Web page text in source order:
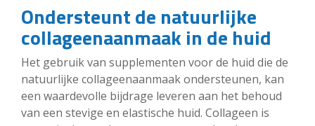
Ondersteunt de natuurlijke
collageenaanmaak in de huid
Het gebruik van supplementen voor de huid die de
natuurlijke collageenaanmaak ondersteunen, kan
een waardevolle bijdrage leveren aan het behoud
van een stevige en elastische huid. Collageen is